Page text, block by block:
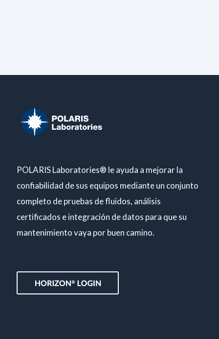
POLARIS Laboratories® le ayuda a mejorar la
confiabilidad de sus equipos mediante un conjunto
completo de pruebas de fluidos, análisis
certificados e integración de datos para que su
mantenimiento vaya por buen camino.